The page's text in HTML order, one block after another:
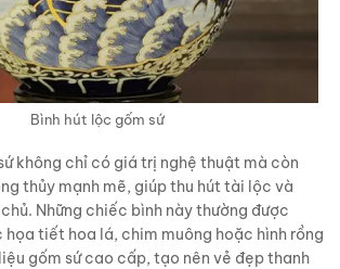
Bình hút lộc gốm sứ
không chỉ có giá trị nghệ thuật mà còn
thủy mạnh mẽ, giúp thu hút tài lộc và
Những chiếc bình này thường được
tiết hoa lá, chim muông hoặc hình rồng
gốm sứ cao cấp, tạo nên vẻ đẹp thanh